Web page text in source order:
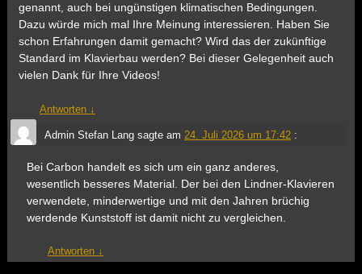
genannt, auch bei ungünstigen klimatischen Bedingungen.
Dazu würde mich mal Ihre Meinung interessieren. Haben Sie
schon Erfahrungen damit gemacht? Wird das der zukünftige
Standard im Klavierbau werden? Bei dieser Gelegenheit auch
vielen Dank für Ihre Videos!
Antworten ↓
Admin Stefan Langsagte am 24. Juli 2026 um 17:42 :
Bei Carbon handelt es sich um ein ganz anderes,
wesentlich besseres Material. Der bei den Lindner-Klavieren
verwendete, minderwertige und mit den Jahren brüchig
werdende Kunststoff ist damit nicht zu vergleichen.
Antworten ↓